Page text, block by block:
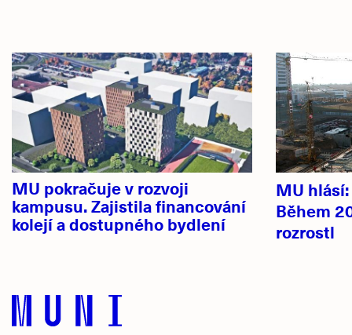
Hlavní
novinky
MU pokračuje v rozvoji
kampusu. Zajistila financování
kolejí a dostupného bydlení
MU
Během
rozrostl